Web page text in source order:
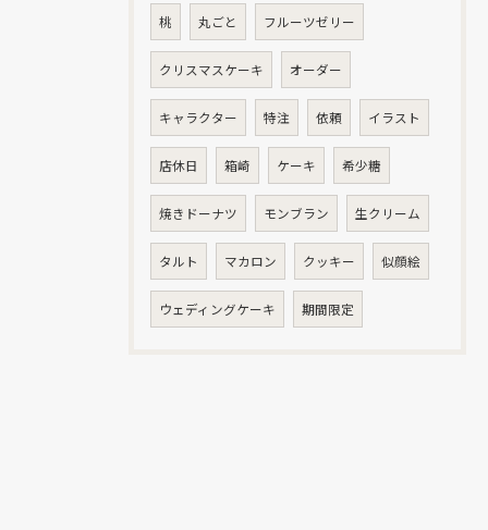
桃 丸ごと フルーツゼリー
クリスマスケーキ オーダー
キャラクター 特注 依頼 イラスト
店休日 箱崎 ケーキ 希少糖
焼きドーナツ モンブラン 生クリーム
タルト マカロン クッキー 似顔絵
ウェディングケーキ 期間限定